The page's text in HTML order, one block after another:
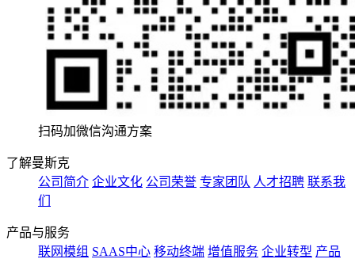
扫码加微信沟通方案
了解曼斯克
公司简介 企业文化 公司荣誉 专家团队 人才招聘 联系我
们
产品与服务
联网模组 SAAS中心 移动终端 增值服务 企业转型 产品